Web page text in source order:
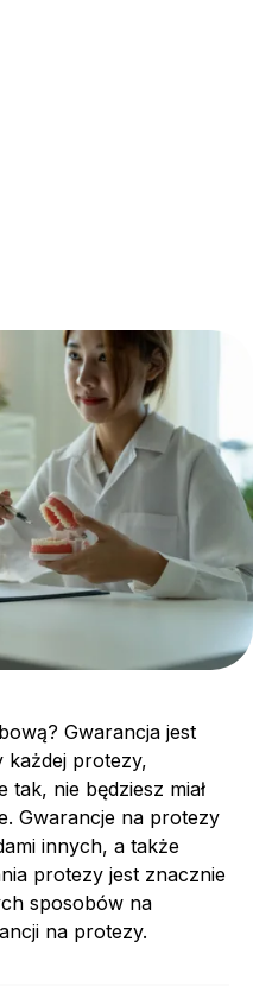
Gwarancja jest
każdej protezy,
tak, nie będziesz miał
Gwarancje na protezy
innych, a także
protezy jest znacznie
sposobów na
na protezy.